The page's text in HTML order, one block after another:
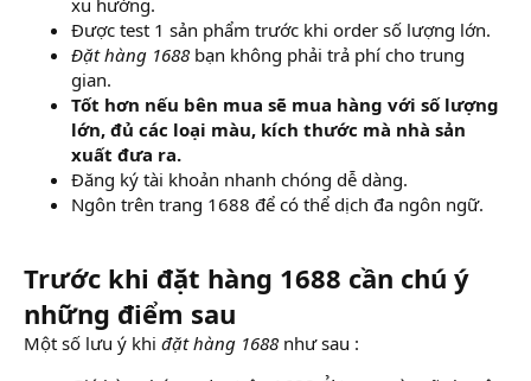
Được test 1 sản phẩm trước khi order số lượng lớn.
Đặt hàng 1688 bạn không phải trả phí cho trung
gian.
Tốt hơn nếu bên mua sẽ mua hàng với số lượng
lớn, đủ các loại màu, kích thước mà nhà sản
xuất đưa ra.
Đăng ký tài khoản nhanh chóng dễ dàng.
Ngôn trên trang 1688 để có thể dịch đa ngôn ngữ.
Trước khi đặt hàng 1688 cần chú ý
những điểm sau
Một số lưu ý khi đặt hàng 1688 như sau :